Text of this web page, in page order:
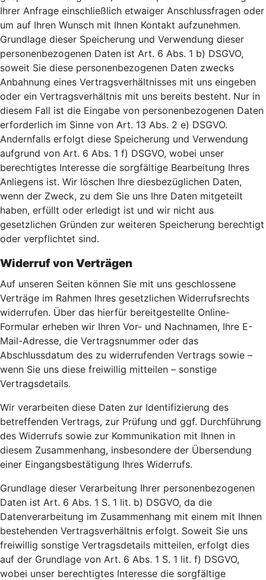
Ihrer Anfrage einschließlich etwaiger Anschlussfragen oder
um auf Ihren Wunsch mit Ihnen Kontakt aufzunehmen.
Grundlage dieser Speicherung und Verwendung dieser
personenbezogenen Daten ist Art. 6 Abs. 1 b) DSGVO,
soweit Sie diese personenbezogenen Daten zwecks
Anbahnung eines Vertragsverhältnisses mit uns eingeben
oder ein Vertragsverhältnis mit uns bereits besteht. Nur in
diesem Fall ist die Eingabe von personenbezogenen Daten
erforderlich im Sinne von Art. 13 Abs. 2 e) DSGVO.
Andernfalls erfolgt diese Speicherung und Verwendung
aufgrund von Art. 6 Abs. 1 f) DSGVO, wobei unser
berechtigtes Interesse die sorgfältige Bearbeitung Ihres
Anliegens ist. Wir löschen Ihre diesbezüglichen Daten,
wenn der Zweck, zu dem Sie uns Ihre Daten mitgeteilt
haben, erfüllt oder erledigt ist und wir nicht aus
gesetzlichen Gründen zur weiteren Speicherung berechtigt
oder verpflichtet sind.
Widerruf von Verträgen
Auf unseren Seiten können Sie mit uns geschlossene
Verträge im Rahmen Ihres gesetzlichen Widerrufsrechts
widerrufen. Über das hierfür bereitgestellte Online-
Formular erheben wir Ihren Vor- und Nachnamen, Ihre E-
Mail-Adresse, die Vertragsnummer oder das
Abschlussdatum des zu widerrufenden Vertrags sowie –
wenn Sie uns diese freiwillig mitteilen – sonstige
Vertragsdetails.
Wir verarbeiten diese Daten zur Identifizierung des
betreffenden Vertrags, zur Prüfung und ggf. Durchführung
des Widerrufs sowie zur Kommunikation mit Ihnen in
diesem Zusammenhang, insbesondere der Übersendung
einer Eingangsbestätigung Ihres Widerrufs.
Grundlage dieser Verarbeitung Ihrer personenbezogenen
Daten ist Art. 6 Abs. 1 S. 1 lit. b) DSGVO, da die
Datenverarbeitung im Zusammenhang mit einem mit Ihnen
bestehenden Vertragsverhältnis erfolgt. Soweit Sie uns
freiwillig sonstige Vertragsdetails mitteilen, erfolgt dies
auf der Grundlage von Art. 6 Abs. 1 S. 1 lit. f) DSGVO,
wobei unser berechtigtes Interesse die sorgfältige